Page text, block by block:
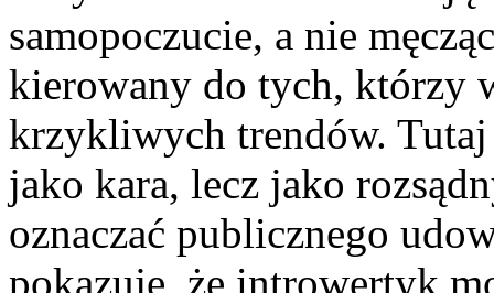
samopoczucie, a nie
kierowany do tych, którzy
krzykliwych trendów. Tutaj
jako kara, lecz jako
oznaczać publicznego
pokazuje, że introwertyk